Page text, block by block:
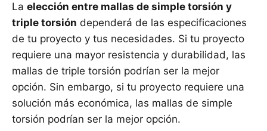
La elección entre mallas de simple torsión y
triple torsión dependerá de las especificaciones
de tu proyecto y tus necesidades. Si tu proyecto
requiere una mayor resistencia y durabilidad, las
mallas de triple torsión podrían ser la mejor
opción. Sin embargo, si tu proyecto requiere una
solución más económica, las mallas de simple
torsión podrían ser la mejor opción.